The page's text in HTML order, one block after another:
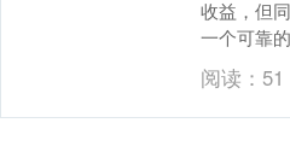
收益，但
一个可靠
保资金安
正规配资
阅读： 51